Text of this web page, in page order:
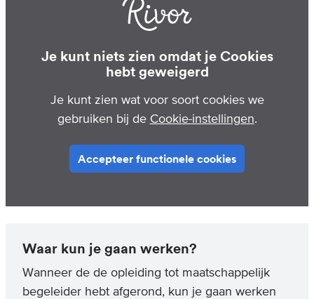
Je kunt niets zien omdat je Cookies
hebt geweigerd
Je kunt zien wat voor soort cookies we
gebruiken bij de Cookie-instellingen.
Accepteer functionele cookies
Waar kun je gaan werken?
Wanneer de de opleiding tot maatschappelijk
begeleider hebt afgerond, kun je gaan werken